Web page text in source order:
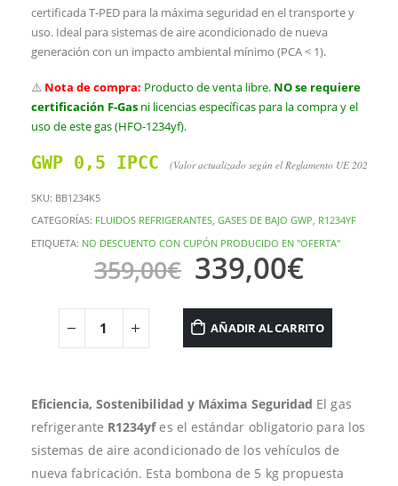
certificada T-PED para la máxima seguridad en el transporte y
uso. Ideal para sistemas de aire acondicionado de nueva
generación con un impacto ambiental mínimo (PCA < 1).
⚠️ Nota de compra: Producto de venta libre. NO se requiere
certificación F-Gas ni licencias específicas para la compra y el
uso de este gas (HFO-1234yf).
GWP 0,5 IPCC (Valor actualizado según el Reglamento UE 2024/573
SKU: BB1234K5
CATEGORÍAS: FLUIDOS REFRIGERANTES, GASES DE BAJO GWP, R1234YF
ETIQUETA: NO DESCUENTO CON CUPÓN PRODUCIDO EN "OFERTA"
359,00€ 339,00€
AÑADIR AL CARRITO
Eficiencia, Sostenibilidad y Máxima Seguridad El gas
refrigerante R1234yfes el estándar obligatorio para los
sistemas de aire acondicionado de los vehículos de
nueva fabricación. Esta bombona de 5 kg propuesta